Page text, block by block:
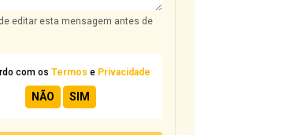
editar esta mensagem antes de
com os Termos e Privacidade